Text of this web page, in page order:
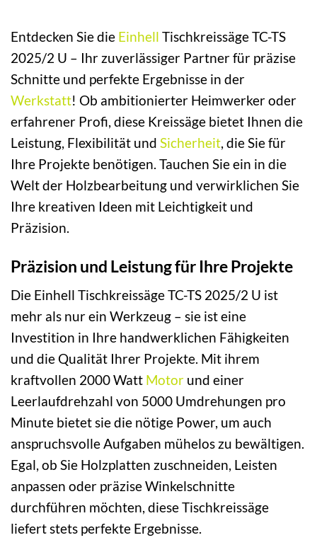
Entdecken Sie die Einhell Tischkreissäge TC-TS
2025/2 U – Ihr zuverlässiger Partner für präzise
Schnitte und perfekte Ergebnisse in der
Werkstatt! Ob ambitionierter Heimwerker oder
erfahrener Profi, diese Kreissäge bietet Ihnen die
Leistung, Flexibilität und Sicherheit, die Sie für
Ihre Projekte benötigen. Tauchen Sie ein in die
Welt der Holzbearbeitung und verwirklichen Sie
Ihre kreativen Ideen mit Leichtigkeit und
Präzision.
Präzision und Leistung für Ihre Projekte
Die Einhell Tischkreissäge TC-TS 2025/2 U ist
mehr als nur ein Werkzeug – sie ist eine
Investition in Ihre handwerklichen Fähigkeiten
und die Qualität Ihrer Projekte. Mit ihrem
kraftvollen 2000 Watt Motor und einer
Leerlaufdrehzahl von 5000 Umdrehungen pro
Minute bietet sie die nötige Power, um auch
anspruchsvolle Aufgaben mühelos zu bewältigen.
Egal, ob Sie Holzplatten zuschneiden, Leisten
anpassen oder präzise Winkelschnitte
durchführen möchten, diese Tischkreissäge
liefert stets perfekte Ergebnisse.